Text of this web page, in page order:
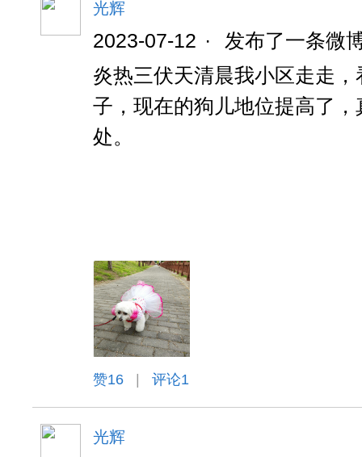
光辉
2023-07-12 ·
发布了一条微
炎热三伏天清晨我小区走走
子，现在的狗儿地位提高了
处。
赞16 评论1
光辉